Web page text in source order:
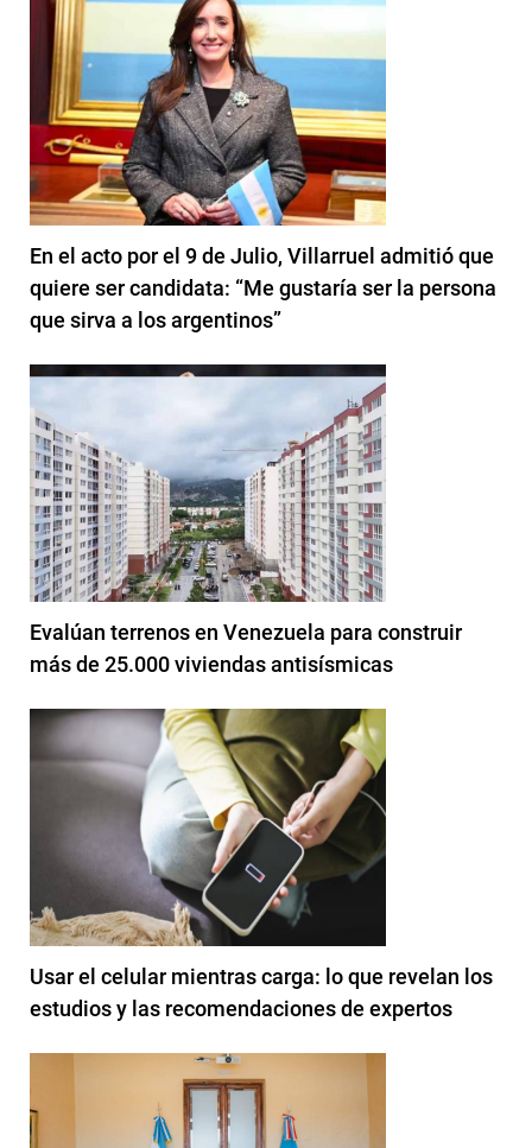
En el acto por el 9 de Julio, Villarruel admitió que
quiere ser candidata: “Me gustaría ser la persona
que sirva a los argentinos”
Evalúan terrenos en Venezuela para construir
más de 25.000 viviendas antisísmicas
Usar el celular mientras carga: lo que revelan los
estudios y las recomendaciones de expertos